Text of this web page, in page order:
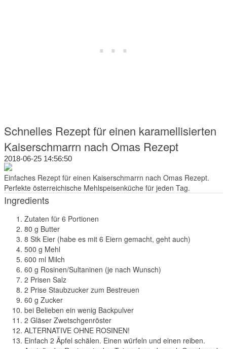
Schnelles Rezept für einen karamellisierten
Kaiserschmarrn nach Omas Rezept
2018-06-25 14:56:50
Einfaches Rezept für einen Kaiserschmarrn nach Omas Rezept.
Perfekte österreichische Mehlspeisenküche für jeden Tag.
Ingredients
Zutaten für 6 Portionen
80 g Butter
8 Stk Eier (habe es mit 6 Eiern gemacht, geht auch)
500 g Mehl
600 ml Milch
60 g Rosinen/Sultaninen (je nach Wunsch)
2 Prisen Salz
2 Prise Staubzucker zum Bestreuen
60 g Zucker
bei Belieben ein wenig Backpulver
2 Gläser Zwetschgenröster
ALTERNATIVE OHNE ROSINEN!
Einfach 2 Äpfel schälen. Einen würfeln und einen reiben.